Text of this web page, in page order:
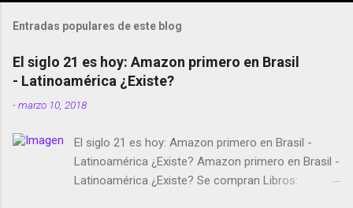
Entradas populares de este blog
El siglo 21 es hoy: Amazon primero en Brasil
- Latinoamérica ¿Existe?
-marzo 10, 2018
El siglo 21 es hoy: Amazon primero en Brasil -
Latinoamérica ¿Existe? Amazon primero en Brasil -
Latinoamérica ¿Existe? Se compran Libros: